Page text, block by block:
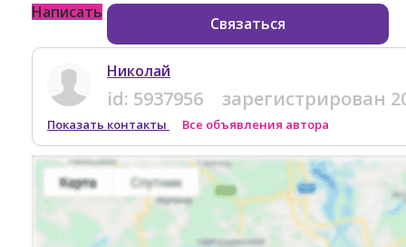
Написать
Связаться
Николай
id: 5937956 зарегистрирован
Показать контакты Все объявления автора